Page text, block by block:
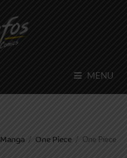
MENU
Manga / One Piece / One Piece